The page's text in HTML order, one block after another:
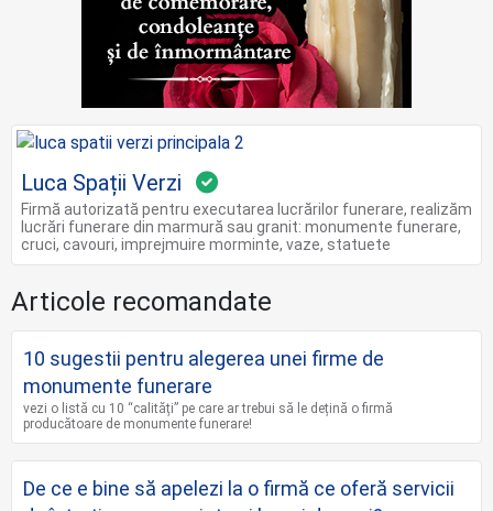
Luca Spații Verzi
Firmă autorizată pentru executarea lucrărilor funerare, realizăm
lucrări funerare din marmură sau granit: monumente funerare,
cruci, cavouri, imprejmuire morminte, vaze, statuete
Articole recomandate
10 sugestii pentru alegerea unei firme de
monumente funerare
vezi o listă cu 10 “calități” pe care ar trebui să le dețină o firmă
producătoare de monumente funerare!
De ce e bine să apelezi la o firmă ce oferă servicii